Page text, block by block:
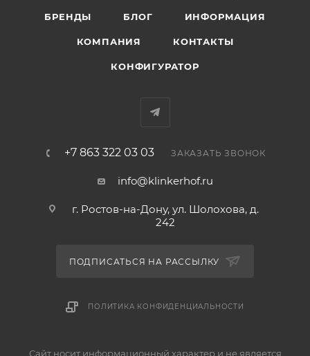
БРЕНДЫ БЛОГ ИНФОРМАЦИЯ
КОМПАНИЯ КОНТАКТЫ
КОНФИГУРАТОР
+7 863 322 03 03 ЗАКАЗАТЬ ЗВОНОК
info@klinkerhof.ru
г. Ростов-на-Дону, ул. Шолохова, д.
242
ПОДПИСАТЬСЯ НА РАССЫЛКУ
ПОЛИТИКА КОНФИДЕНЦИАЛЬНОСТИ
Сайт носит информационный характер и не является